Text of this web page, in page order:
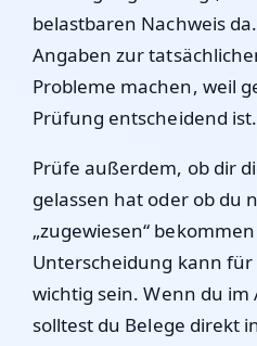
belastbaren Nachweis
Angaben zur
Probleme machen, weil
Prüfung entscheidend ist.
Prüfe außerdem, ob dir
gelassen hat oder ob du
„zugewiesen“
Unterscheidung kann
wichtig sein. Wenn du
solltest du Belege direkt